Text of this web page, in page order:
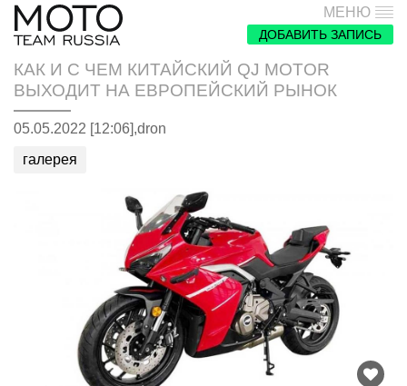
МЕНЮ
ДОБАВИТЬ ЗАПИСЬ
КАК И С ЧЕМ КИТАЙСКИЙ QJ MOTOR
ВЫХОДИТ НА ЕВРОПЕЙСКИЙ РЫНОК
05.05.2022 [12:06],dron
галерея